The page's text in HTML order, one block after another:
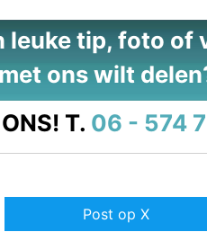
leuke tip, foto of
met ons wilt
T. 06 - 574
Post op X